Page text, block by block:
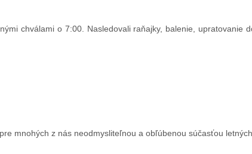
chválami o 7:00. Nasledovali raňajky, balenie, upratovanie
mnohých z nás neodmysliteľnou a obľúbenou súčasťou